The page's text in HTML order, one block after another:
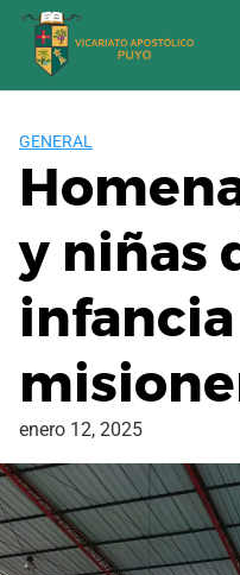
Saltar
contenido
GENERAL
y niñas
infancia
enero 12, 2025